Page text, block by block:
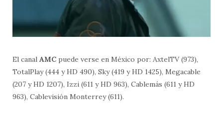
El canal AMC puede verse en México por: AxtelTV (973),
TotalPlay (444 y HD 490), Sky (419 y HD 1425), Megacable
(207 y HD 1207), Izzi (611 y HD 963), Cablemás (611 y HD
963), Cablevisión Monterrey (611).